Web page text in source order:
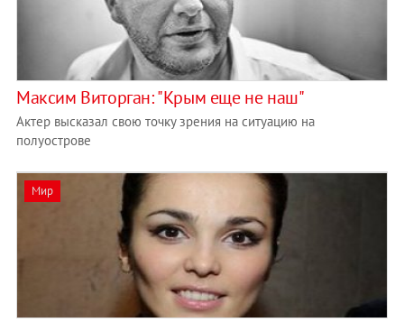
Максим Виторган: "Крым еще не наш"
Актер высказал свою точку зрения на ситуацию на
полуострове
Мир